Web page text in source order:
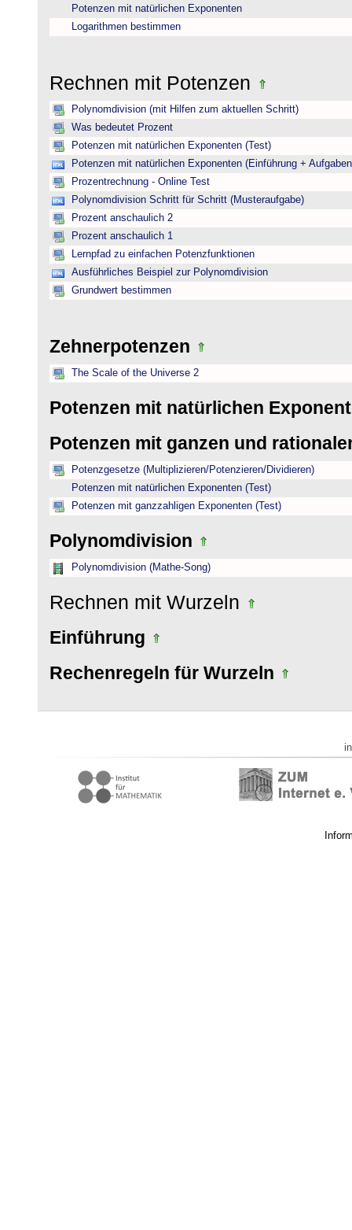
Potenzen mit natürlichen Exponenten
Logarithmen bestimmen
Rechnen mit Potenzen
Polynomdivision (mit Hilfen zum aktuellen Schritt)
Was bedeutet Prozent
Potenzen mit natürlichen Exponenten (Test)
Potenzen mit natürlichen Exponenten (Einführung +
Prozentrechnung - Online Test
Polynomdivision Schritt für Schritt (Musteraufgabe)
Prozent anschaulich 2
Prozent anschaulich 1
Lernpfad zu einfachen Potenzfunktionen
Ausführliches Beispiel zur Polynomdivision
Grundwert bestimmen
Zehnerpotenzen
The Scale of the Universe 2
Potenzen mit natürlichen
Potenzen mit ganzen und
Potenzgesetze (Multiplizieren/Potenzieren/Dividieren)
Potenzen mit natürlichen Exponenten (Test)
Potenzen mit ganzzahligen Exponenten (Test)
Polynomdivision
Polynomdivision (Mathe-Song)
Rechnen mit Wurzeln
Einführung
Rechenregeln für Wurzeln